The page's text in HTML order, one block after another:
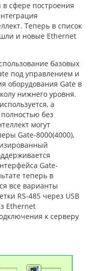
сфере построения
Теперь в список
и новые Ethernet
базовых
под управлением и
оборудования Gate в
нижнего уровня.
а
без
могут
Gate-8000(4000),
Gate-
теперь в
все варианты
RS-485 через USB
Ethernet
к серверу